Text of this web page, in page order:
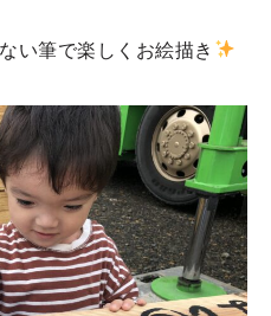
い筆で楽しくお絵描き